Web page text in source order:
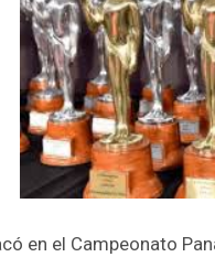
en el Campeonato